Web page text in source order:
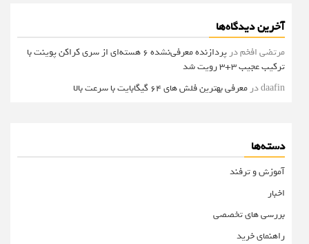
آخرین دیدگاه‌ها
مرتضی افخمدر
پردازنده معرفی‌نشده 6 هسته‌ای از سری کراکن پوینت با
ترکیب عجیب 3+3 رویت شد
daafinدر معرفی بهترین فلش های 64 گیگابایت با سرعت بالا
دسته‌ها
آموزش و ترفند
اخبار
بررسی های تخصصی
راهنمای خرید